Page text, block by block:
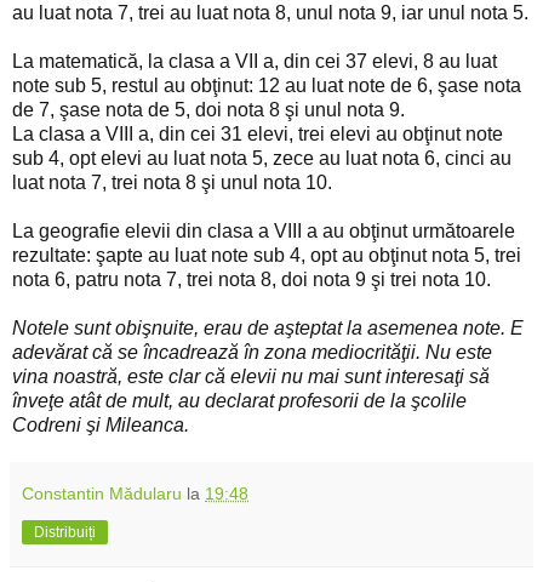
au luat nota 7, trei au luat nota 8, unul nota 9, iar unul nota 5.
La matematică, la clasa a VII a, din cei 37 elevi, 8 au luat
note sub 5, restul au obţinut: 12 au luat note de 6, şase nota
de 7, şase nota de 5, doi nota 8 şi unul nota 9.
La clasa a VIII a, din cei 31 elevi, trei elevi au obţinut note
sub 4, opt elevi au luat nota 5, zece au luat nota 6, cinci au
luat nota 7, trei nota 8 şi unul nota 10.
La geografie elevii din clasa a VIII a au obţinut următoarele
rezultate: şapte au luat note sub 4, opt au obţinut nota 5, trei
nota 6, patru nota 7, trei nota 8, doi nota 9 şi trei nota 10.
Notele sunt obişnuite, erau de aşteptat la asemenea note. E
adevărat că se încadrează în zona mediocrităţii. Nu este
vina noastră, este clar că elevii nu mai sunt interesaţi să
înveţe atât de mult, au declarat profesorii de la şcolile
Codreni şi Mileanca.
Constantin Mădularu la 19:48
Distribuiți